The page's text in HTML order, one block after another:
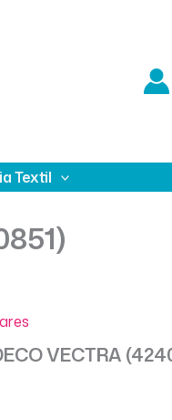
Textil
VECTRA